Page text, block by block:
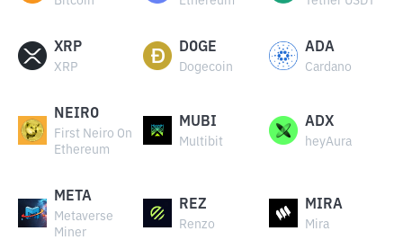
XRP
XRP
DOGE
Dogecoin
ADA
Cardano
NEIRO
First Neiro On
Ethereum
MUBI
Multibit
ADX
heyAura
META
Metaverse
Miner
REZ
Renzo
MIRA
Mira